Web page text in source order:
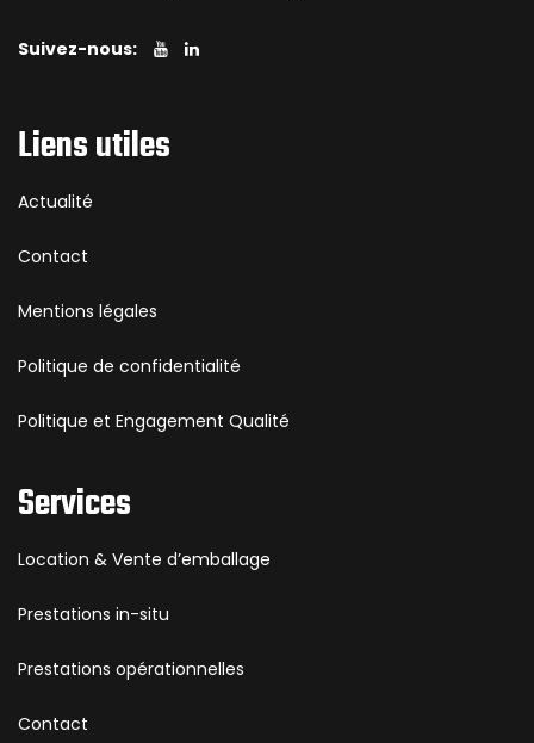
Suivez-nous:
Liens utiles
Actualité
Contact
Mentions légales
Politique de confidentialité
Politique et Engagement Qualité
Services
Location & Vente d’emballage
Prestations in-situ
Prestations opérationnelles
Contact